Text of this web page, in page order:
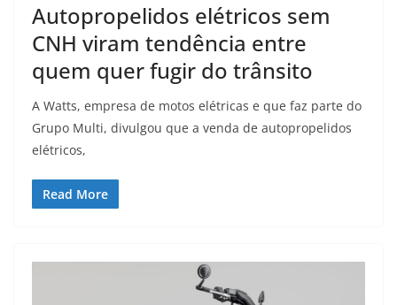
Autopropelidos elétricos sem
CNH viram tendência entre
quem quer fugir do trânsito
A Watts, empresa de motos elétricas e que faz parte do
Grupo Multi, divulgou que a venda de autopropelidos
elétricos,
Read More